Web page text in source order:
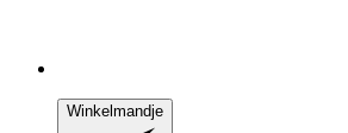
Winkelmandje